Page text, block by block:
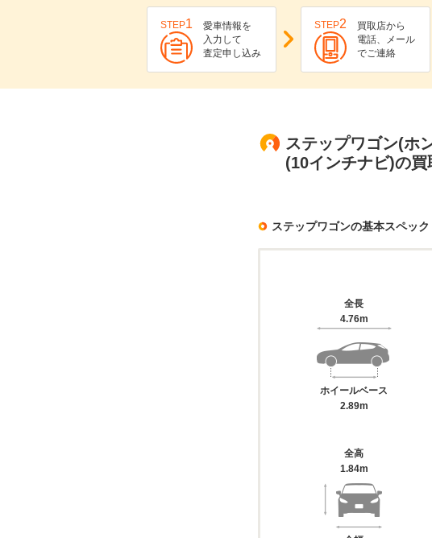
STEP1
愛車情報を
入力して
査定申し込み
STEP2
買取店から
電話、メール
でご連絡
ステップワゴン(ホ
(10インチナビ)の
ステップワゴンの基本スペック
全長
4.76m
ホイールベース
2.89m
全高
1.84m